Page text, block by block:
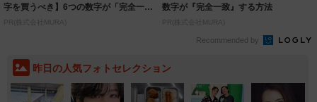
字を買うべき】6つの数字が「完全一
致」する方...
PR(株式会社MURA)
数字が『完全一致』する方法
PR(株式会社MURA)
Recommended by
昨日の人気フォトセレクション